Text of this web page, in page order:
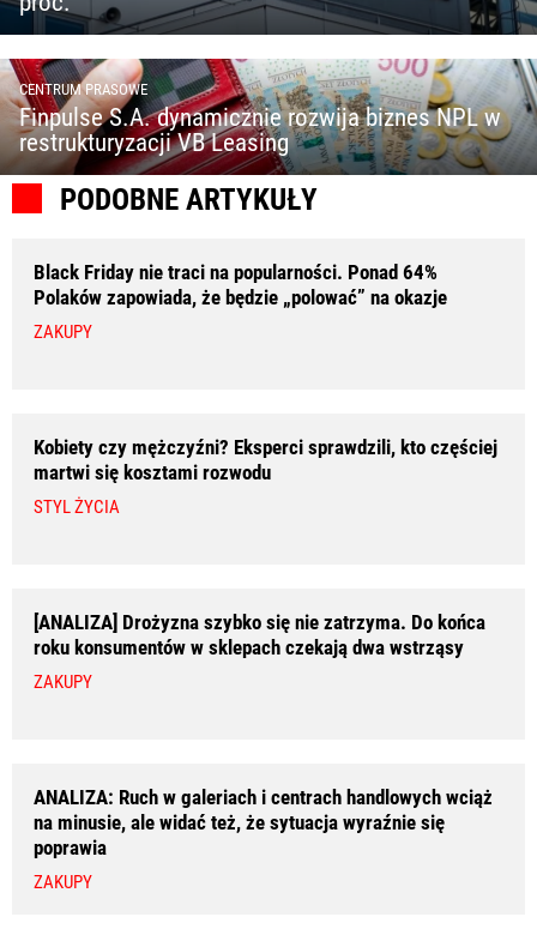
CENTRUM PRASOWE
Finpulse S.A. dynamicznie rozwija biznes NPL w
restrukturyzacji VB Leasing
PODOBNE ARTYKUŁY
Black Friday nie traci na popularności. Ponad 64%
Polaków zapowiada, że będzie „polować” na okazje
ZAKUPY
Kobiety czy mężczyźni? Eksperci sprawdzili, kto częściej
martwi się kosztami rozwodu
STYL ŻYCIA
[ANALIZA] Drożyzna szybko się nie zatrzyma. Do końca
roku konsumentów w sklepach czekają dwa wstrząsy
ZAKUPY
ANALIZA: Ruch w galeriach i centrach handlowych wciąż
na minusie, ale widać też, że sytuacja wyraźnie się
poprawia
ZAKUPY